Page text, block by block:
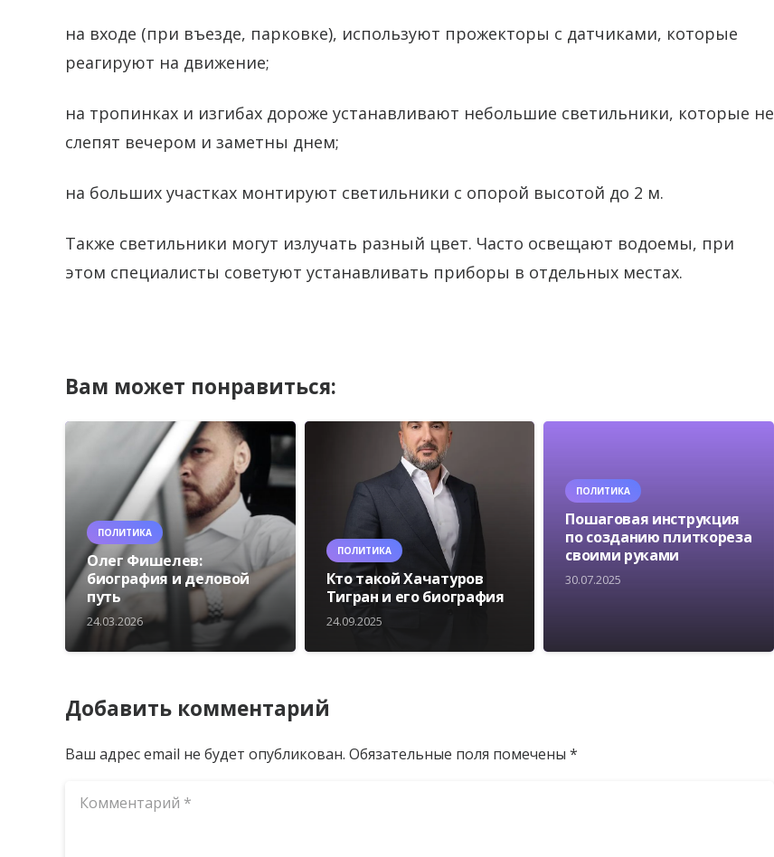
на входе (при въезде, парковке), используют прожекторы с датчиками, которые
реагируют на движение;
на тропинках и изгибах дороже устанавливают небольшие светильники, которые не
слепят вечером и заметны днем;
на больших участках монтируют светильники с опорой высотой до 2 м.
Также светильники могут излучать разный цвет. Часто освещают водоемы, при
этом специалисты советуют устанавливать приборы в отдельных местах.
Вам может понравиться:
ПОЛИТИКА
Олег Фишелев:
биография и деловой
путь
24.03.2026
ПОЛИТИКА
Кто такой Хачатуров
Тигран и его биография
24.09.2025
ПОЛИТИКА
Пошаговая инструкция
по созданию плиткореза
своими руками
30.07.2025
Добавить комментарий
Ваш адрес email не будет опубликован. Обязательные поля помечены *